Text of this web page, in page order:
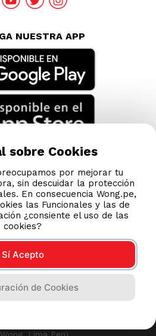
PUEDE INTERESAR
Tiendas
Teléfonos
de Privacidad
y Condiciones
Legales
de Ética
CALLCENTER
613-8888
sobre Cookies
por mejorar tu
sin descuidar la protección
En consecuencia Wong.pe,
las Funcionales y las de
¿consiente el uso de las
cookies?
Sí Acepto
de Cookies